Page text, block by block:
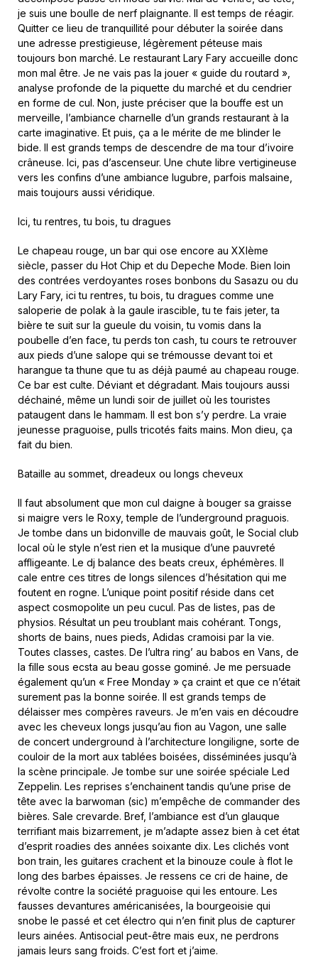
je suis une boulle de nerf plaignante. Il est temps de réagir.
Quitter ce lieu de tranquillité pour débuter la soirée dans
une adresse prestigieuse, légèrement péteuse mais
toujours bon marché. Le restaurant Lary Fary accueille donc
mon mal être. Je ne vais pas la jouer « guide du routard »,
analyse profonde de la piquette du marché et du cendrier
en forme de cul. Non, juste préciser que la bouffe est un
merveille, l’ambiance charnelle d’un grands restaurant à la
carte imaginative. Et puis, ça a le mérite de me blinder le
bide. Il est grands temps de descendre de ma tour d’ivoire
crâneuse. Ici, pas d’ascenseur. Une chute libre vertigineuse
vers les confins d’une ambiance lugubre, parfois malsaine,
mais toujours aussi véridique.
Ici, tu rentres, tu bois, tu dragues
Le chapeau rouge, un bar qui ose encore au XXIème
siècle, passer du Hot Chip et du Depeche Mode. Bien loin
des contrées verdoyantes roses bonbons du Sasazu ou du
Lary Fary, ici tu rentres, tu bois, tu dragues comme une
saloperie de polak à la gaule irascible, tu te fais jeter, ta
bière te suit sur la gueule du voisin, tu vomis dans la
poubelle d’en face, tu perds ton cash, tu cours te retrouver
aux pieds d’une salope qui se trémousse devant toi et
harangue ta thune que tu as déjà paumé au chapeau rouge.
Ce bar est culte. Déviant et dégradant. Mais toujours aussi
déchainé, même un lundi soir de juillet où les touristes
pataugent dans le hammam. Il est bon s’y perdre. La vraie
jeunesse praguoise, pulls tricotés faits mains. Mon dieu, ça
fait du bien.
Bataille au sommet, dreadeux ou longs cheveux
Il faut absolument que mon cul daigne à bouger sa graisse
si maigre vers le Roxy, temple de l’underground praguois.
Je tombe dans un bidonville de mauvais goût, le Social club
local où le style n’est rien et la musique d’une pauvreté
affligeante. Le dj balance des beats creux, éphémères. Il
cale entre ces titres de longs silences d’hésitation qui me
foutent en rogne. L’unique point positif réside dans cet
aspect cosmopolite un peu cucul. Pas de listes, pas de
physios. Résultat un peu troublant mais cohérant. Tongs,
shorts de bains, nues pieds, Adidas cramoisi par la vie.
Toutes classes, castes. De l’ultra ring’ au babos en Vans, de
la fille sous ecsta au beau gosse gominé. Je me persuade
également qu’un « Free Monday » ça craint et que ce n’était
surement pas la bonne soirée. Il est grands temps de
délaisser mes compères raveurs. Je m’en vais en découdre
avec les cheveux longs jusqu’au fion au Vagon, une salle
de concert underground à l’architecture longiligne, sorte de
couloir de la mort aux tablées boisées, disséminées jusqu’à
la scène principale. Je tombe sur une soirée spéciale Led
Zeppelin. Les reprises s’enchainent tandis qu’une prise de
tête avec la barwoman (sic) m’empêche de commander des
bières. Sale crevarde. Bref, l’ambiance est d’un glauque
terrifiant mais bizarrement, je m’adapte assez bien à cet état
d’esprit roadies des années soixante dix. Les clichés vont
bon train, les guitares crachent et la binouze coule à flot le
long des barbes épaisses. Je ressens ce cri de haine, de
révolte contre la société praguoise qui les entoure. Les
fausses devantures américanisées, la bourgeoisie qui
snobe le passé et cet électro qui n’en finit plus de capturer
leurs ainées. Antisocial peut-être mais eux, ne perdrons
jamais leurs sang froids. C’est fort et j’aime.